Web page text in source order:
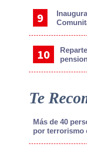
Te
Más de 40
por terrorismo